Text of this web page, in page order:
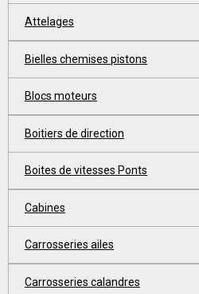
Attelages
Bielles chemises pistons
Blocs moteurs
Boitiers de direction
Boites de vitesses Ponts
Cabines
Carrosseries ailes
Carrosseries calandres